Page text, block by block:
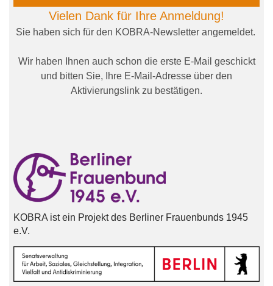
Vielen Dank für Ihre Anmeldung!
Sie haben sich für den KOBRA-Newsletter angemeldet.
Wir haben Ihnen auch schon die erste E-Mail geschickt
und bitten Sie, Ihre E-Mail-Adresse über den
Aktivierungslink zu bestätigen.
KOBRA ist ein Projekt des Berliner Frauenbunds 1945
e.V.